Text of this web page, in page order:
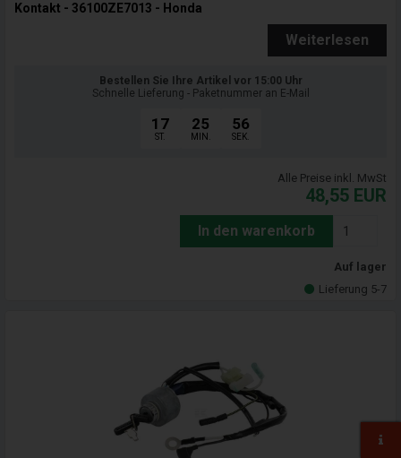
Kontakt - 36100ZE7013 - Honda
Weiterlesen
Bestellen Sie Ihre Artikel vor 15:00 Uhr
Schnelle Lieferung - Paketnummer an E-Mail
17
ST.
25
MIN.
55
SEK.
Alle Preise inkl. MwSt
48,55 EUR
In den warenkorb
Auf lager
Lieferung 5-7